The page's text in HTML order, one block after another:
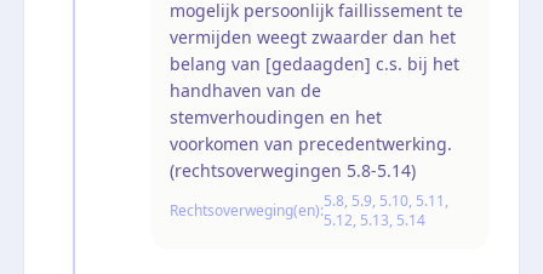
mogelijk persoonlijk faillissement te
vermijden weegt zwaarder dan het
belang van [gedaagden] c.s. bij het
handhaven van de
stemverhoudingen en het
voorkomen van precedentwerking.
(rechtsoverwegingen 5.8-5.14)
Rechtsoverweging(en):5.8, 5.9, 5.10, 5.11,
5.12, 5.13, 5.14